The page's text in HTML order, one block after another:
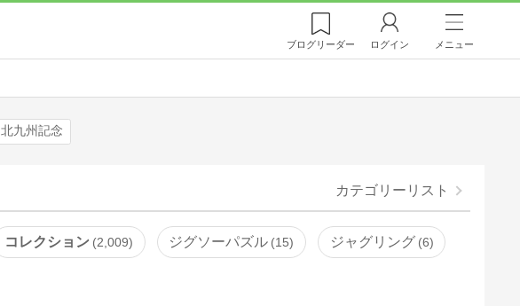
ブログリーダー ログイン メニュー
北九州記念
カテゴリーリスト
コレクション 2,009 ジグソーパズル 15 ジャグリング 6